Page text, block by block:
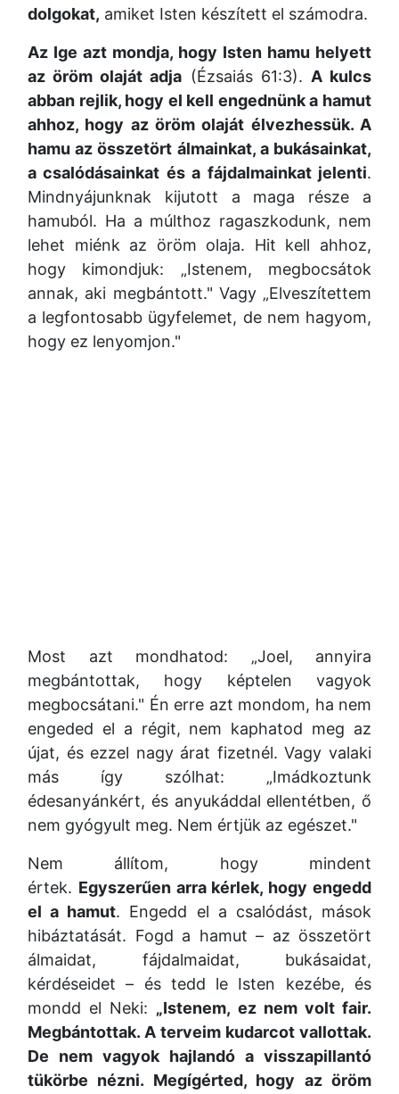
dolgokat, amiket Isten készített el számodra.
Az Ige azt mondja, hogy Isten hamu helyett
az öröm olaját adja (Ézsaiás 61:3). A kulcs
abban rejlik, hogy el kell engednünk a hamut
ahhoz, hogy az öröm olaját élvezhessük. A
hamu az összetört álmainkat, a bukásainkat,
a csalódásainkat és a fájdalmainkat jelenti.
Mindnyájunknak kijutott a maga része a
hamuból. Ha a múlthoz ragaszkodunk, nem
lehet miénk az öröm olaja. Hit kell ahhoz,
hogy kimondjuk: „Istenem, megbocsátok
annak, aki megbántott." Vagy „Elveszítettem
a legfontosabb ügyfelemet, de nem hagyom,
hogy ez lenyomjon."
Most azt mondhatod: „Joel, annyira
megbántottak, hogy képtelen vagyok
megbocsátani." Én erre azt mondom, ha nem
engeded el a régit, nem kaphatod meg az
újat, és ezzel nagy árat fizetnél. Vagy valaki
más így szólhat: „Imádkoztunk
édesanyánkért, és anyukáddal ellentétben, ő
nem gyógyult meg. Nem értjük az egészet."
Nem állítom, hogy mindent
értek. Egyszerűen arra kérlek, hogy engedd
el a hamut. Engedd el a csalódást, mások
hibáztatását. Fogd a hamut – az összetört
álmaidat, fájdalmaidat, bukásaidat,
kérdéseidet – és tedd le Isten kezébe, és
mondd el Neki: „Istenem, ez nem volt fair.
Megbántottak. A terveim kudarcot vallottak.
De nem vagyok hajlandó a visszapillantó
tükörbe nézni. Megígérted, hogy az öröm